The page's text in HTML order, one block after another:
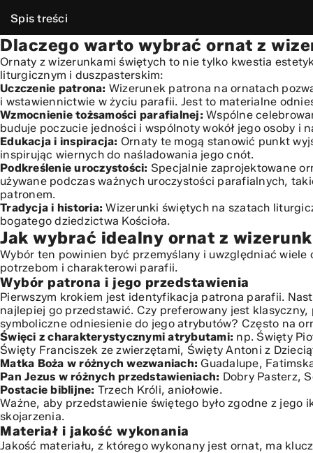
Spis treści
Dlaczego warto wybrać ornat z wizerunkiem świętego?
Jak wybrać idealny ornat z wizerunkiem świętego?
Wybór patrona i jego przedstawienia
Materiał i jakość wykonania
Technika haftu – tradycja i nowoczesność
Kolorystyka szat liturgicznych a wizerunek świętego
Wizerunek patrona – wybór kluczowy dla parafii
Personalizacja – unikalny charakter
Pielęgnacja ornatów z haftami
Podsumowanie – ornat jako świadectwo wiary
Dlaczego warto wybrać ornat z
Ornaty z wizerunkami świętych to nie tylko kwestia
liturgicznym i duszpasterskim:
Uczczenie patrona: Wizerunek patrona na ornatach
i wstawiennictwie w życiu parafii. Jest to materialne
Wzmocnienie tożsamości parafialnej: Wspólne
buduje poczucie jedności i wspólnoty wokół jego osoby i
Edukacja i inspiracja: Ornaty te mogą stanowić punkt
inspirując wiernych do naśladowania jego cnót.
Podkreślenie uroczystości: Specjalnie zaprojektowane
używane podczas ważnych uroczystości parafialnych,
patronem.
Tradycja i historia: Wizerunki świętych na szatach
bogatego dziedzictwa Kościoła.
Jak wybrać idealny ornat z
Wybór ten powinien być przemyślany i uwzględniać wiele
potrzebom i charakterowi parafii.
Wybór patrona i jego przedstawienia
Pierwszym krokiem jest identyfikacja patrona parafii.
najlepiej go przedstawić. Czy preferowany jest klasyczny,
symboliczne odniesienie do jego atrybutów? Często na
Święci z charakterystycznymi atrybutami: np. Święty
Święty Franciszek ze zwierzętami, Święty Antoni z
Matka Boża w różnych wezwaniach: Guadalupe,
Pan Jezus w różnych przedstawieniach: Dobry Pasterz,
Postacie biblijne: Trzech Króli, aniołowie.
Ważne, aby przedstawienie świętego było zgodne z jego
skojarzenia.
Materiał i jakość wykonania
Jakość materiału, z którego wykonany jest ornat, ma